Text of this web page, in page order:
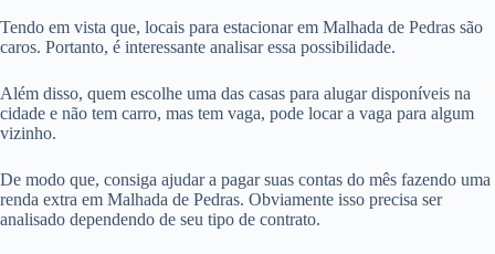
Tendo em vista que, locais para estacionar em Malhada de Pedras são
caros. Portanto, é interessante analisar essa possibilidade.
Além disso, quem escolhe uma das casas para alugar disponíveis na
cidade e não tem carro, mas tem vaga, pode locar a vaga para algum
vizinho.
De modo que, consiga ajudar a pagar suas contas do mês fazendo uma
renda extra em Malhada de Pedras. Obviamente isso precisa ser
analisado dependendo de seu tipo de contrato.